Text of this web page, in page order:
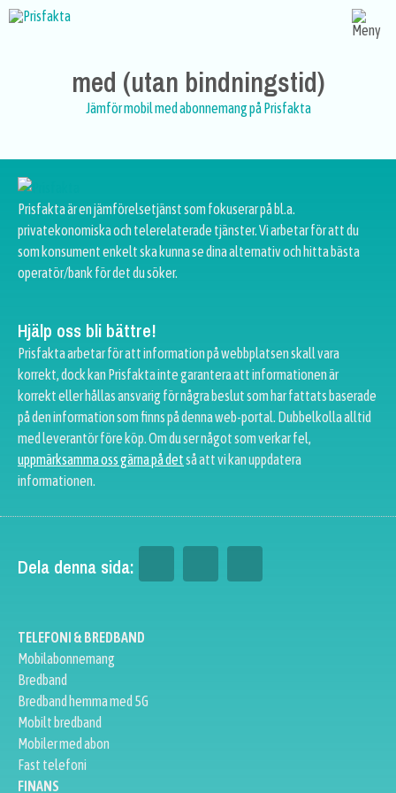
med (utan bindningstid)
Jämför mobil med abonnemang på Prisfakta
Prisfakta är en jämförelsetjänst som fokuserar på bl.a.
privatekonomiska och telerelaterade tjänster. Vi arbetar för att du
som konsument enkelt ska kunna se dina alternativ och hitta bästa
operatör/bank för det du söker.
Hjälp oss bli bättre!
Prisfakta arbetar för att information på webbplatsen skall vara
korrekt, dock kan Prisfakta inte garantera att informationen är
korrekt eller hållas ansvarig för några beslut som har fattats baserade
på den information som finns på denna web-portal. Dubbelkolla alltid
med leverantör före köp. Om du ser något som verkar fel,
uppmärksamma oss gärna på detså att vi kan uppdatera
informationen.
Dela denna sida:
TELEFONI & BREDBAND
Mobilabonnemang
Bredband
Bredband hemma med 5G
Mobilt bredband
Mobiler med abon
Fast telefoni
FINANS